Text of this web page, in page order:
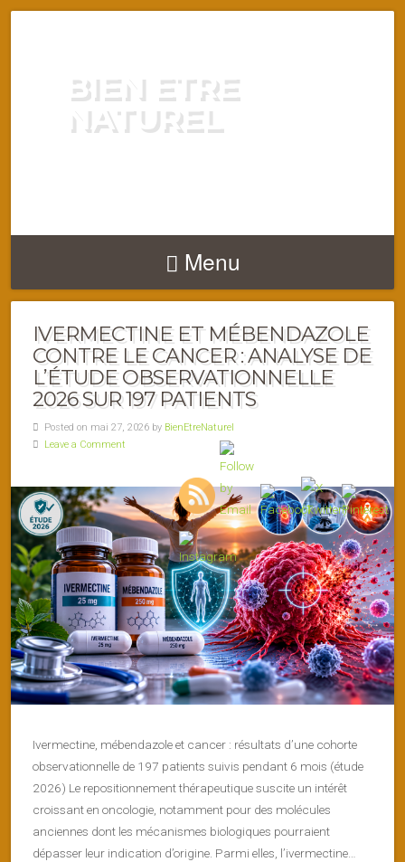
BIEN ETRE
NATUREL
Menu
IVERMECTINE ET MÉBENDAZOLE
CONTRE LE CANCER : ANALYSE DE
L’ÉTUDE OBSERVATIONNELLE
2026 SUR 197 PATIENTS
Posted on mai 27, 2026 by BienEtreNaturel
Leave a Comment
Ivermectine, mébendazole et cancer : résultats d’une cohorte
observationnelle de 197 patients suivis pendant 6 mois (étude
2026) Le repositionnement thérapeutique suscite un intérêt
croissant en oncologie, notamment pour des molécules
anciennes dont les mécanismes biologiques pourraient
dépasser leur indication d’origine. Parmi elles, l’ivermectine…